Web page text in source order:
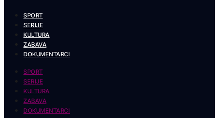
SPORT
SERIJE
KULTURA
ZABAVA
DOKUMENTARCI
SPORT
SERIJE
KULTURA
ZABAVA
DOKUMENTARCI